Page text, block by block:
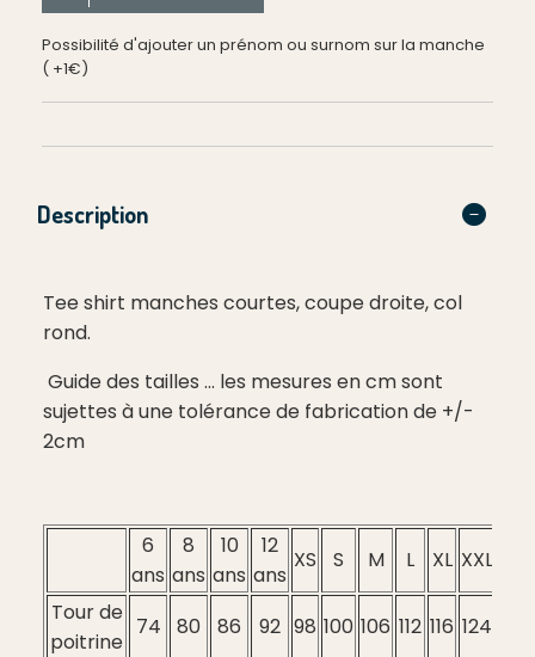
Possibilité d'ajouter un prénom ou surnom sur la manche
( +1€)
Description
Tee shirt manches courtes, coupe droite, col
rond.
Guide des tailles ... les mesures en cm sont
sujettes à une tolérance de fabrication de +/-
2cm
6
ans
8
ans
10
ans
12
ans
XS S M L XL XXL
Tour de
poitrine
74 80 86 92 98 100 106 112 116 124